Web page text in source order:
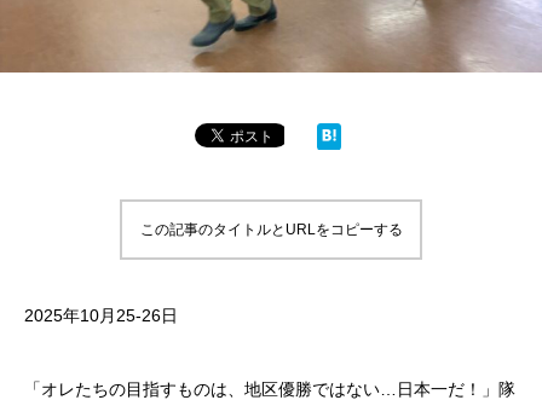
この記事のタイトルとURLをコピーする
2025年10月25-26日
「オレたちの目指すものは、地区優勝ではない…日本一だ！」隊